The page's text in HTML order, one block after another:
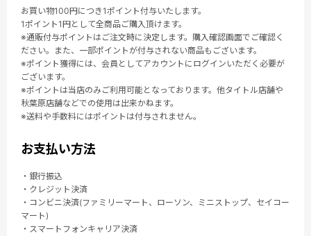
お買い物100円につき1ポイント付与いたします。
1ポイント1円として全商品ご購入頂けます。
※通販付与ポイントはご注文時に決定します。購入確認画面でご確認く
ださい。また、一部ポイントが付与されない商品もございます。
※ポイント獲得には、会員としてアカウントにログインいただく必要が
ございます。
※ポイントは当店のみご利用可能となっております。他タイトル店舗や
秋葉原店舗などでの使用は出来かねます。
※送料や手数料にはポイントは付与されません。
お支払い方法
・銀行振込
・クレジット決済
・コンビニ決済(ファミリーマート、ローソン、ミニストップ、セイコー
マート)
・スマートフォンキャリア決済